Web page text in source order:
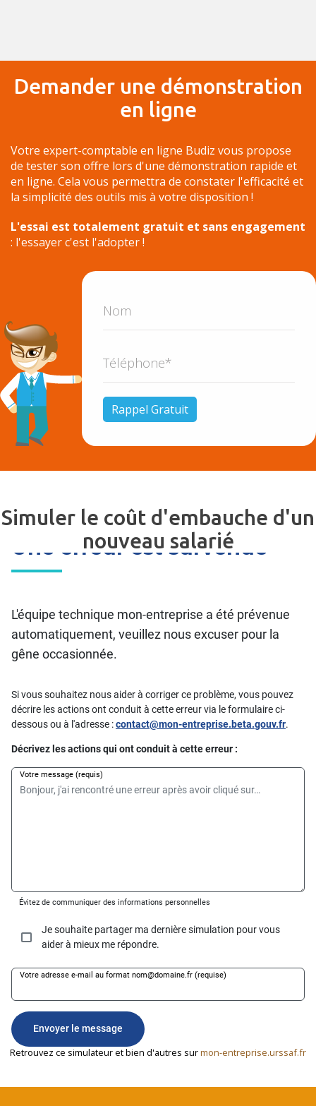
Demander une démonstration
en ligne
Votre expert-comptable en ligne Budiz vous propose
de tester son offre lors d'une démonstration rapide et
en ligne. Cela vous permettra de constater l'efficacité et
la simplicité des outils mis à votre disposition !
L'essai est totalement gratuit et sans engagement
: l'essayer c'est l'adopter !
Simuler le coût d'embauche d'un
nouveau salarié
Retrouvez ce simulateur et bien d'autres surmon-entreprise.urssaf.fr